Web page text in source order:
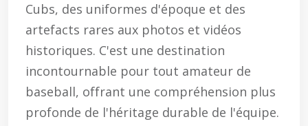
Cubs, des uniformes d'époque et des
artefacts rares aux photos et vidéos
historiques. C'est une destination
incontournable pour tout amateur de
baseball, offrant une compréhension plus
profonde de l'héritage durable de l'équipe.